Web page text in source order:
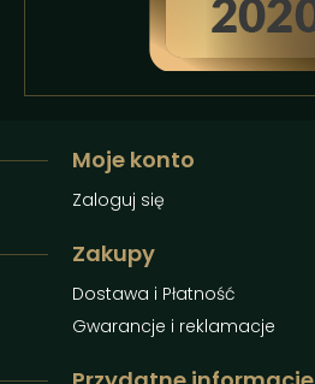
Moje konto
Zaloguj się
Zakupy
Dostawa i Płatność
Gwarancje i reklamacje